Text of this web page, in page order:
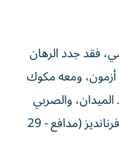
فقد جدد الرهان
أزمون، ومعه مكوك
والصربي
ماكسيموفيتش، وضم البرتغالي جورجي فرنانديز (مدافع - 29